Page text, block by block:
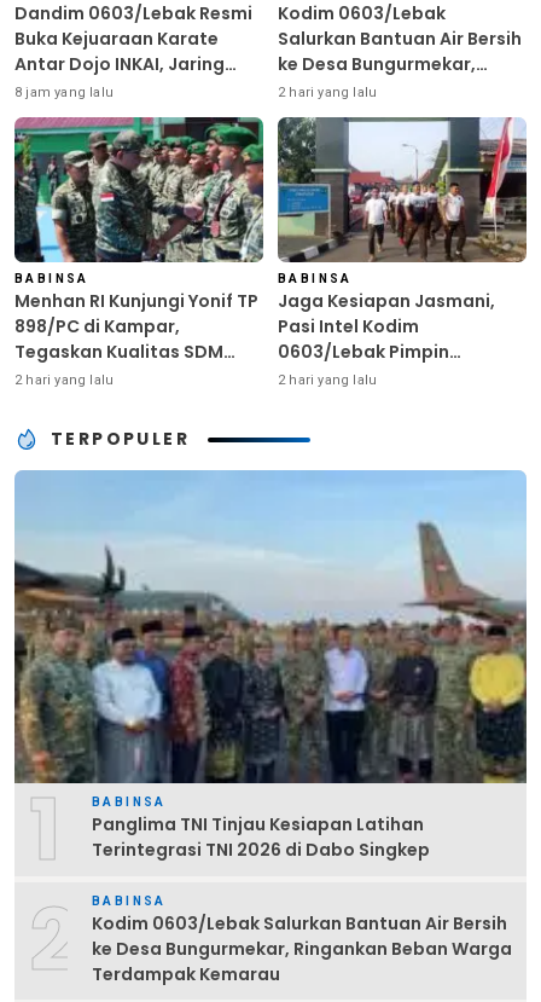
Dandim 0603/Lebak Resmi
Buka Kejuaraan Karate
Antar Dojo INKAI, Jaring
Bibit Atlet Unggul Sambut
HUT ke-81 RI
8 jam yang lalu
Kodim 0603/Lebak
Salurkan Bantuan Air Bersih
ke Desa Bungurmekar,
Ringankan Beban Warga
Terdampak Kemarau
2 hari yang lalu
BABINSA
Menhan RI Kunjungi Yonif TP
898/PC di Kampar,
Tegaskan Kualitas SDM
Kunci Kekuatan TNI
2 hari yang lalu
BABINSA
Jaga Kesiapan Jasmani,
Pasi Intel Kodim
0603/Lebak Pimpin
Pembinaan Fisik Rutin
2 hari yang lalu
TERPOPULER
1 BABINSA
Panglima TNI Tinjau Kesiapan Latihan
Terintegrasi TNI 2026 di Dabo Singkep
2 BABINSA
Kodim 0603/Lebak Salurkan Bantuan Air Bersih
ke Desa Bungurmekar, Ringankan Beban Warga
Terdampak Kemarau